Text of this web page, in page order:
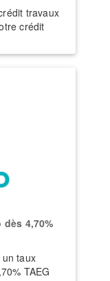
travaux
crédit
4,70%
taux
TAEG